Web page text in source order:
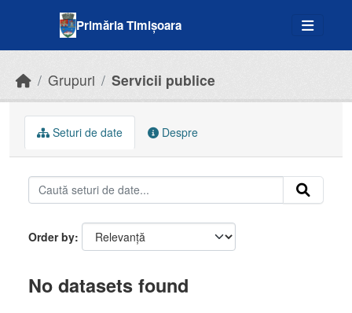
Primăria Timișoara
Grupuri Servicii publice
Seturi de date Despre
Order by
No datasets found